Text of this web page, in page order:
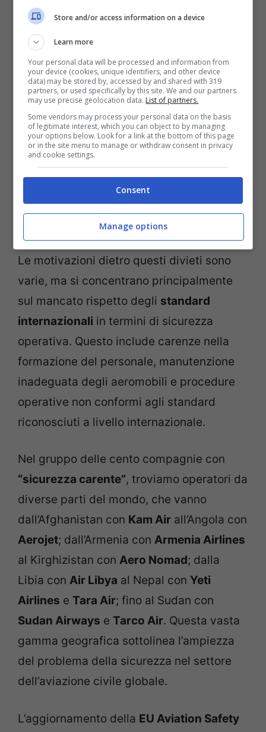
del Suriname;Iran Aseman Airlines
dell’Iran;Fly Baghdad
dell’Iraq; oltre alla già citata Air Tanzania.
Le compagnie aeree nella black list – viagginews.com
Le motivazioni dietro questi divieti sono
varie, ma si concentrano principalmente
sul mancato rispetto degli standard
internazionali in termini di sicurezza
operativa. Questo include carenze nella
formazione del personale, manutenzione
inadeguata degli aeromobili e procedure
operative non conformi agli standard
riconosciuti a livello internazionale.
Nel gruppo delle cento compagnie con
“sicurezza carente”, troviamo operatori da
diverse parti del mondo, che vanno
dall’Afghanistan con Kam Air all’Angola con
Aerojet; dall’Armenia con Armenia Airlines
al Kirghizistan con Aero Nomad; dalla
Libia con Air Libya al Nepal con Yeti
Airlines e Tara Air; fino al Sudan con
Sudan Airways e Tarco Air. Questa vasta
gamma geografica sottolinea l’ampiezza
del problema della sicurezza nel settore
dell’aviazione civile globale.
L’aggiornamento della EU Aviation Safety
Store and/or access information on a device
Learn more
Your personal data will be processed and information from
your device (cookies, unique identifiers, and other device
data) may be stored by, accessed by and shared with 319
partners, or used specifically by this site. We and our partners
may use precise geolocation data. List of partners.
Some vendors may process your personal data on the basis
of legitimate interest, which you can object to by managing
your options below. Look for a link at the bottom of this page
or in the site menu to manage or withdraw consent in privacy
and cookie settings.
Consent
Manage options